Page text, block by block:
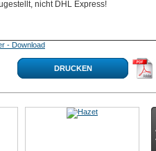
nicht DHL Express!
- Download
DRUCKEN